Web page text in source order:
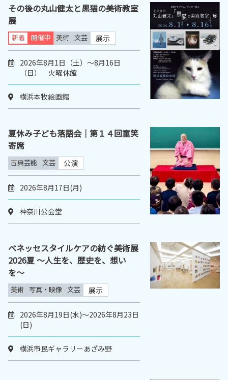
その後の丸山健太と黒猫の美術教室
展
新着 開催中 美術 文芸 展示
2026年8月1日（土）～8月16日
（日） 火曜休館
横浜本牧絵画館
夏休み子ども落語会｜第１４回童笑
寄席
古典芸能 文芸 公演
2026年8月17日(月)
神奈川公会堂
ベネッセスタイルケアの紡ぐ美術展
2026夏 〜人生を、歴史を、想い
を〜
美術 写真・映像 文芸 展示
2026年8月19日(水)～2026年8月23日
(日)
横浜市民ギャラリーあざみ野